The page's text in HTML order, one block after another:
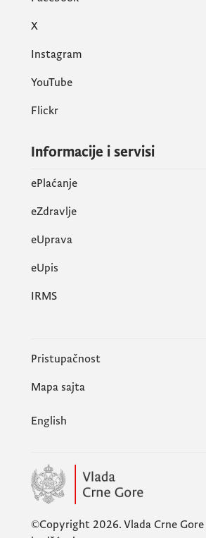
X
Instagram
YouTube
Flickr
Informacije i servisi
ePlaćanje
eZdravlje
eUprava
еUpis
IRMS
Pristupačnost
Mapa sajta
English
©Copyright 2026. Vlada Crne Gore